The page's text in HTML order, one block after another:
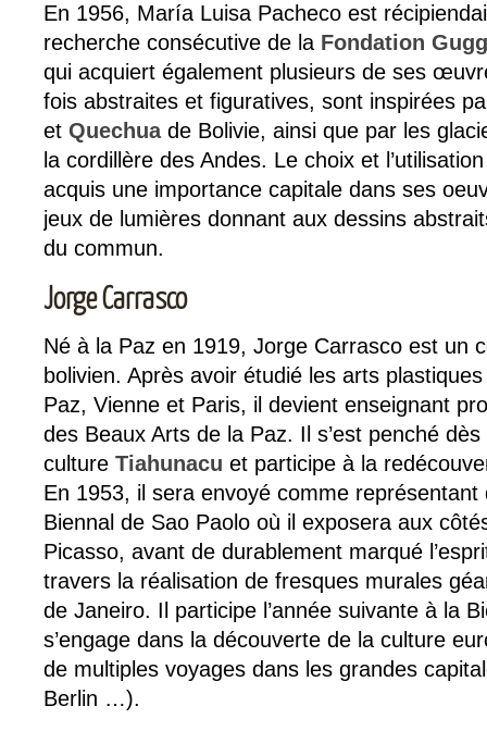
En 1956, María Luisa Pacheco est
recherche consécutive de la Fondation
qui acquiert également plusieurs de ses
fois abstraites et figuratives, sont inspirées
et Quechuade Bolivie, ainsi que par les
la cordillère des Andes. Le choix et
acquis une importance capitale dans ses
jeux de lumières donnant aux dessins
du commun.
Jorge Carrasco
Né à la Paz en 1919, Jorge Carrasco est un
bolivien. Après avoir étudié les arts
Paz, Vienne et Paris, il devient enseignant
des Beaux Arts de la Paz. Il s’est penché
culture Tiahunacu et participe à la
En 1953, il sera envoyé comme représentant
Biennal de Sao Paolo où il exposera aux
Picasso, avant de durablement marqué
travers la réalisation de fresques murales
de Janeiro. Il participe l’année suivante à la
s’engage dans la découverte de la culture
de multiples voyages dans les grandes
Berlin …).